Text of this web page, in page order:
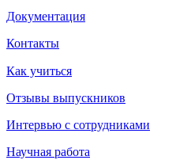
Документация
Контакты
Как учиться
Отзывы выпускников
Интервью с сотрудниками
Научная работа